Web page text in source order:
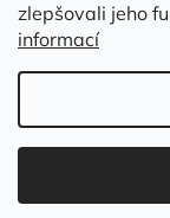
zlepšovali jeho
informací
Copyright